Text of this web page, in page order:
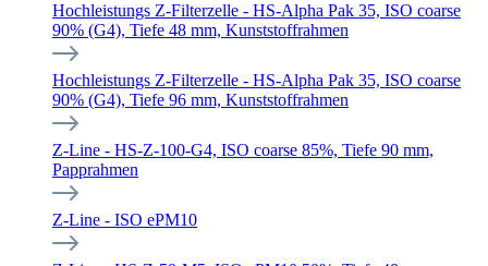
Hochleistungs Z-Filterzelle - HS-Alpha Pak 35, ISO coarse
90% (G4), Tiefe 48 mm, Kunststoffrahmen
Hochleistungs Z-Filterzelle - HS-Alpha Pak 35, ISO coarse
90% (G4), Tiefe 96 mm, Kunststoffrahmen
Z-Line - HS-Z-100-G4, ISO coarse 85%, Tiefe 90 mm,
Papprahmen
Z-Line - ISO ePM10